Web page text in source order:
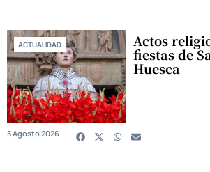
ACTUALIDAD Actos
fiestas de
Huesca
5 Agosto 2026